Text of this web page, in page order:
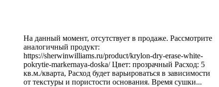
На данный момент, отсутствует в продаже. Рассмотрите
аналогичный продукт:
https://sherwinwilliams.ru/product/krylon-dry-erase-white-
pokrytie-markernaya-doska/ Цвет: прозрачный Расход: 5
кв.м./кварта, Расход будет варьироваться в зависимости
от текстуры и пористости основания. Время сушки...